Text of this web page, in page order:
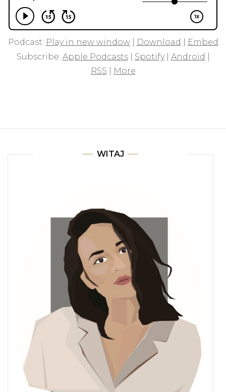
Podcast: Play in new window| Download
Embed
Subscribe: Apple Podcasts| Spotify| Android
RSS
More
WITAJ